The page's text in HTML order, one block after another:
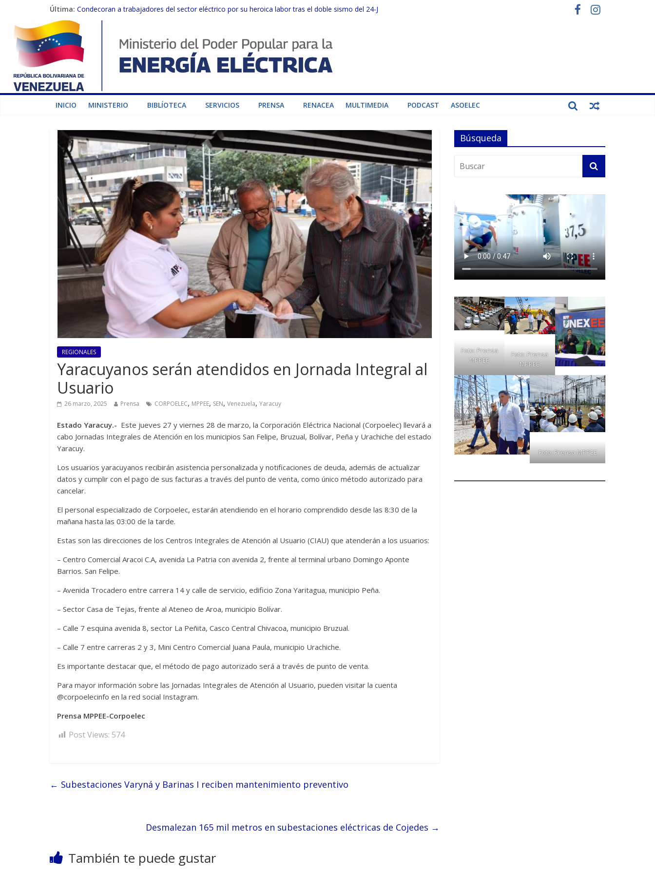
Última: Condecoran a trabajadores del sector eléctrico por su heroica labor tras el doble sismo del 24-J
Gobierno Nacional coordina acciones con el sector privado para fortalecer el SEN ante el «Súper Niño»
Inspeccionan trabajos de rehabilitación en instalaciones del SEN en Carabobo
Gobierno Nacional activa plan preventivo para fortalecer el SEN ante el fenómeno de El Niño
Termocarabobo recupera el 50% de su capacidad de generación para fortalecer el SEN
INICIO MINISTERIO BIBLÍOTECA SERVICIOS PRENSA RENACEA MULTIMEDIA PODCAST ASOELEC
REGIONALES
Yaracuyanos serán atendidos en Jornada Integral al
Usuario
26 marzo, 2025 Prensa CORPOELEC, MPPEE, SEN, Venezuela, Yaracuy
Estado Yaracuy.- Este jueves 27 y viernes 28 de marzo, la Corporación Eléctrica Nacional (Corpoelec) llevará a
cabo Jornadas Integrales de Atención en los municipios San Felipe, Bruzual, Bolívar, Peña y Urachiche del estado
Yaracuy.
Los usuarios yaracuyanos recibirán asistencia personalizada y notificaciones de deuda, además de actualizar
datos y cumplir con el pago de sus facturas a través del punto de venta, como único método autorizado para
cancelar.
El personal especializado de Corpoelec, estarán atendiendo en el horario comprendido desde las 8:30 de la
mañana hasta las 03:00 de la tarde.
Estas son las direcciones de los Centros Integrales de Atención al Usuario (CIAU) que atenderán a los usuarios:
– Centro Comercial Aracoi C.A, avenida La Patria con avenida 2, frente al terminal urbano Domingo Aponte
Barrios. San Felipe.
– Avenida Trocadero entre carrera 14 y calle de servicio, edificio Zona Yaritagua, municipio Peña.
– Sector Casa de Tejas, frente al Ateneo de Aroa, municipio Bolívar.
– Calle 7 esquina avenida 8, sector La Peñita, Casco Central Chivacoa, municipio Bruzual.
– Calle 7 entre carreras 2 y 3, Mini Centro Comercial Juana Paula, municipio Urachiche.
Es importante destacar que, el método de pago autorizado será a través de punto de venta.
Para mayor información sobre las Jornadas Integrales de Atención al Usuario, pueden visitar la cuenta
@corpoelecinfo en la red social Instagram.
Prensa MPPEE-Corpoelec
Post Views: 574
← Subestaciones Varyná y Barinas I reciben mantenimiento preventivo
Desmalezan 165 mil metros en subestaciones eléctricas de Cojedes →
También te puede gustar
Búsqueda
Foto: Prensa
MPPEE
Foto: Prensa
MPPEE
Foto: Prensa MPPEE